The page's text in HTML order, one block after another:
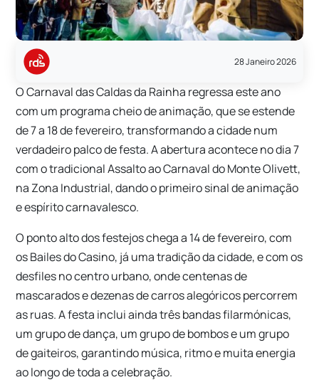
28 Janeiro 2026
O Carnaval das Caldas da Rainha regressa este ano
com um programa cheio de animação, que se estende
de 7 a 18 de fevereiro, transformando a cidade num
verdadeiro palco de festa. A abertura acontece no dia 7
com o tradicional Assalto ao Carnaval do Monte Olivett,
na Zona Industrial, dando o primeiro sinal de animação
e espírito carnavalesco.
O ponto alto dos festejos chega a 14 de fevereiro, com
os Bailes do Casino, já uma tradição da cidade, e com os
desfiles no centro urbano, onde centenas de
mascarados e dezenas de carros alegóricos percorrem
as ruas. A festa inclui ainda três bandas filarmónicas,
um grupo de dança, um grupo de bombos e um grupo
de gaiteiros, garantindo música, ritmo e muita energia
ao longo de toda a celebração.